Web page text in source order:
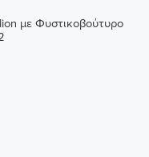
με Φυστικοβούτυρο